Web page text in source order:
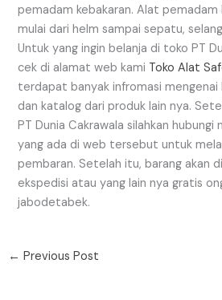
pemadam kebakaran. Alat pemadam
mulai dari helm sampai sepatu,
Untuk yang ingin belanja di toko PT
cek di alamat web kami Toko Alat
terdapat banyak infromasi mengenai
dan katalog dari produk lain nya.
PT Dunia Cakrawala silahkan
yang ada di web tersebut untuk
pembaran. Setelah itu, barang akan
ekspedisi atau yang lain nya gratis
jabodetabek.
← Previous Post